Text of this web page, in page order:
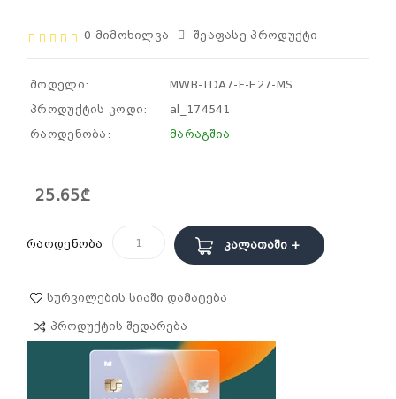
0 Მიმოხილვა Შეაფასე Პროდუქტი
მოდელი:
MWB-TDA7-F-E27-MS
პროდუქტის კოდი:
al_174541
რაოდენობა:
მარაგშია
25.65₾
რაოდენობა Კალათაში +
Სურვილების Სიაში Დამატება
Პროდუქტის Შედარება